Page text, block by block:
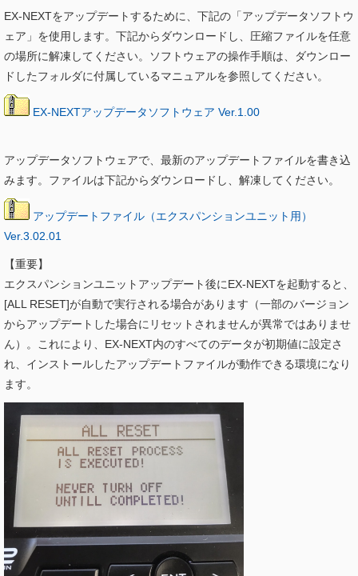
EX-NEXTをアップデートするために、下記の「アップデータソフトウ
ェア」を使用します。下記からダウンロードし、圧縮ファイルを任意
の場所に解凍してください。ソフトウェアの操作手順は、ダウンロー
ドしたフォルダに付属しているマニュアルを参照してください。
EX-NEXTアップデータソフトウェア Ver.1.00
アップデータソフトウェアで、最新のアップデートファイルを書き込
みます。ファイルは下記からダウンロードし、解凍してください。
アップデートファイル（エクスパンションユニット用）
Ver.3.02.01
【重要】
エクスパンションユニットアップデート後にEX-NEXTを起動すると、
[ALL RESET]が自動で実行される場合があります（一部のバージョン
からアップデートした場合にリセットされませんが異常ではありませ
ん）。これにより、EX-NEXT内のすべてのデータが初期値に設定さ
れ、インストールしたアップデートファイルが動作できる環境になり
ます。